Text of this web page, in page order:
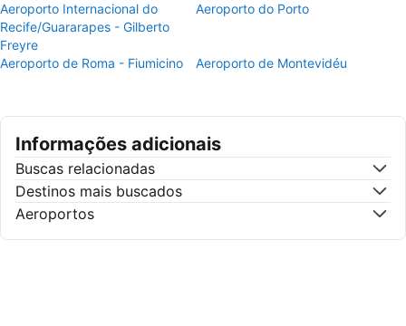
Aeroporto Internacional do
Recife/Guararapes - Gilberto
Freyre
Aeroporto do Porto
Aeroporto de Roma - Fiumicino Aeroporto de Montevidéu
Informações adicionais
Buscas relacionadas
Destinos mais buscados
Aeroportos